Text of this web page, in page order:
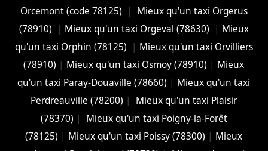
Orcemont (code 78125)
|
Mieux qu'un taxi Orgerus
(78910)
| Mieux qu'un taxi Orgeval (78630) | Mieux
qu'un taxi Orphin (78125)
| Mieux qu'un taxi Orvilliers
(78910) | Mieux qu'un taxi Osmoy (78910) | Mieux
qu'un taxi Paray-Douaville (78660) | Mieux qu'un taxi
Perdreauville (78200) |
Mieux qu'un taxi Plaisir
(78370) |
Mieux qu'un taxi Poigny-la-Forêt
(78125) | Mieux qu'un taxi Poissy (78300) | Mieux